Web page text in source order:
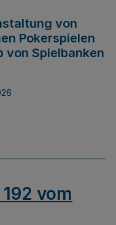
von
Pokerspielen
von Spielbanken
vom